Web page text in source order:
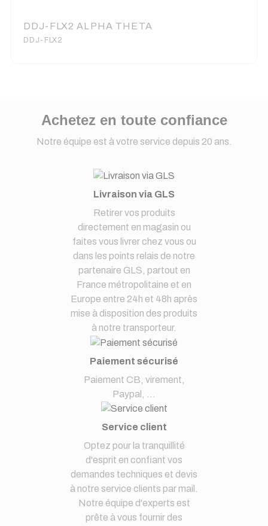
DDJ-FLX2 ALPHA THETA
DDJ-FLX2
Achetez en toute confiance
Notre équipe est à votre service depuis 20 ans.
Livraison via GLS
Retirer vos produits
directement en magasin ou
faites vous livrer chez vous ou
dans les points relais de notre
partenaire GLS, partout en
France métropolitaine et en
Europe entre 24h et 48h après
mise à disposition des produits
à notre transporteur.
Paiement sécurisé
Paiement CB, virement,
Paypal, ...
Service client
Optez pour la tranquillité
d'esprit en confiant vos
demandes techniques et devis
à notre service clients par mail.
Notre équipe d'experts est
prête à vous fournir des